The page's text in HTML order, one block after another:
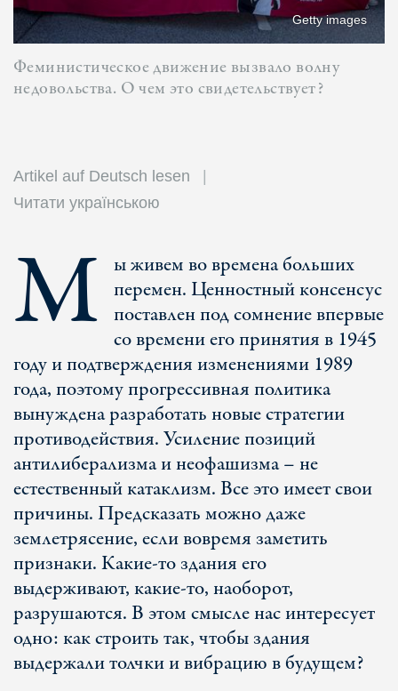
Getty images
Феминистическое движение вызвало волну
недовольства. О чем это свидетельствует?
Artikel auf Deutsch lesen
Читати українською
М ы живем во времена больших
перемен. Ценностный консенсус
поставлен под сомнение впервые
со времени его принятия в 1945
году и подтверждения изменениями 1989
года, поэтому прогрессивная политика
вынуждена разработать новые стратегии
противодействия. Усиление позиций
антилиберализма и неофашизма – не
естественный катаклизм. Все это имеет свои
причины. Предсказать можно даже
землетрясение, если вовремя заметить
признаки. Какие-то здания его
выдерживают, какие-то, наоборот,
разрушаются. В этом смысле нас интересует
одно: как строить так, чтобы здания
выдержали толчки и вибрацию в будущем?